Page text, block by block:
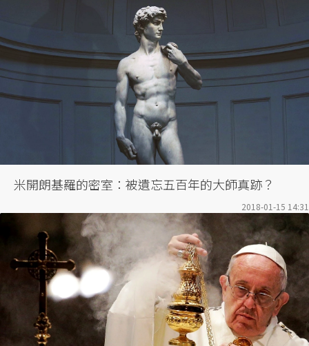
米開朗基羅的密室：被遺忘五百年的大師真跡？
2018-01-15 14:31